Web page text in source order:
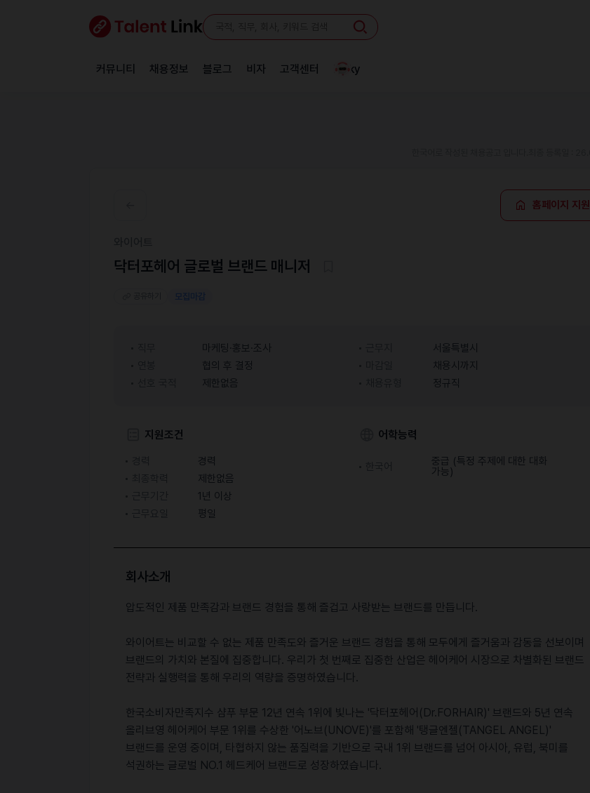
커뮤니티 채용정보 블로그 비자 고객센터 Linky
홈페이지 지원
닥터포헤어 글로벌 브랜드 매니저
모집마감
마케팅·홍보·조사
서울특별시
협의 후 결정
채용시까지
제한없음 정규직
지원조건
경력
제한없음
1년 이상
평일
어학능력
중급 (특정 주제에 대한 대화
가능)
회사소개
압도적인 제품 만족감과 브랜드 경험을 통해 즐겁고 사랑받는 브랜드를 만듭니다.
와이어트는 비교할 수 없는 제품 만족도와 즐거운 브랜드 경험을 통해 모두에게 즐거움과 감동을 선보이며
브랜드의 가치와 본질에 집중합니다. 우리가 첫 번째로 집중한 산업은 헤어케어 시장으로 차별화된 브랜드
전략과 실행력을 통해 우리의 역량을 증명하였습니다.
한국소비자만족지수 샴푸 부문 12년 연속 1위에 빛나는 '닥터포헤어(Dr.FORHAIR)' 브랜드와 5년 연속
올리브영 헤어케어 부문 1위를 수상한 '어노브(UNOVE)'를 포함해 '탱글엔젤(TANGEL ANGEL)'
브랜드를 운영 중이며, 타협하지 않는 품질력을 기반으로 국내 1위 브랜드를 넘어 아시아, 유럽, 북미를
석권하는 글로벌 NO.1 헤드케어 브랜드로 성장하였습니다.